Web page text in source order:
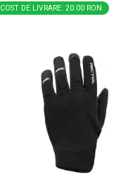
COST DE LIVRARE: 20.00 RON